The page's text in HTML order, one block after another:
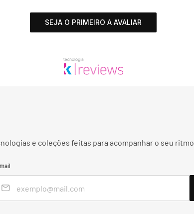
SEJA O PRIMEIRO A AVALIAR
e coleções feitas para acompanhar o seu ritmo.